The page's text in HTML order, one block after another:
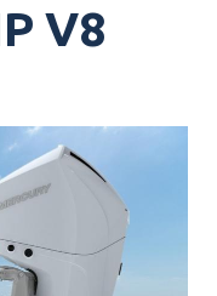
V8